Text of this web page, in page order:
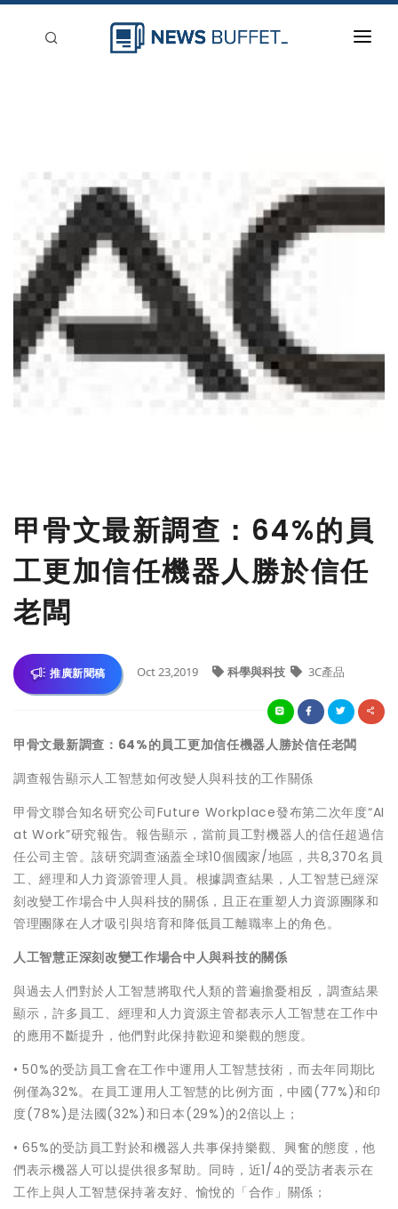
甲骨文最新調查：64%的員
工更加信任機器人勝於信任
老闆
推廣新聞稿 Oct 23,2019 科學與科技 3C產品
甲骨文最新調查： 64%的員工更加信任機器人勝於信任老闆
調查報告顯示人工智慧如何改變人與科技的工作關係
甲骨文聯合知名研究公司Future Workplace發布第二次年度“AI
at Work”研究報告。報告顯示，當前員工對機器人的信任超過信
任公司主管。該研究調查涵蓋全球10個國家/地區，共8,370名員
工、經理和人力資源管理人員。根據調查結果，人工智慧已經深
刻改變工作場合中人與科技的關係，且正在重塑人力資源團隊和
管理團隊在人才吸引與培育和降低員工離職率上的角色。
人工智慧正深刻改變工作場合中人與科技的關係
與過去人們對於人工智慧將取代人類的普遍擔憂相反，調查結果
顯示，許多員工、經理和人力資源主管都表示人工智慧在工作中
的應用不斷提升，他們對此保持歡迎和樂觀的態度。
• 50%的受訪員工會在工作中運用人工智慧技術，而去年同期比
例僅為32%。在員工運用人工智慧的比例方面，中國(77%)和印
度(78%)是法國(32%)和日本(29%)的2倍以上；
• 65%的受訪員工對於和機器人共事保持樂觀、興奮的態度，他
們表示機器人可以提供很多幫助。同時，近1/4的受訪者表示在
工作上與人工智慧保持著友好、愉悅的「合作」關係；